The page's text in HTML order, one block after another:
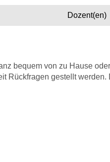
Dozent(en)
bequem von zu Hause
Rückfragen gestellt